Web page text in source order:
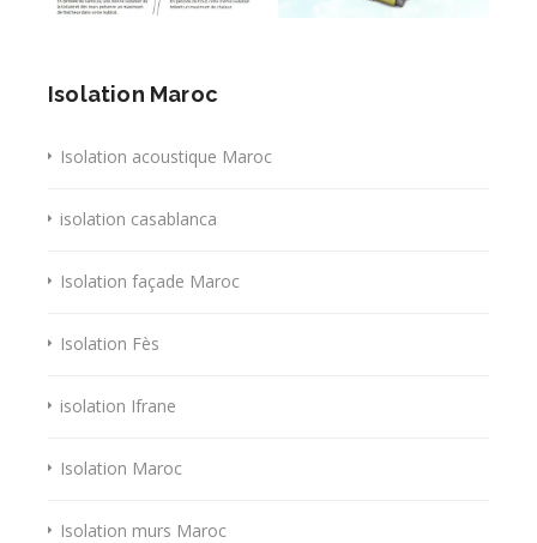
Isolation Maroc
Isolation acoustique Maroc
isolation casablanca
Isolation façade Maroc
Isolation Fès
isolation Ifrane
Isolation Maroc
Isolation murs Maroc